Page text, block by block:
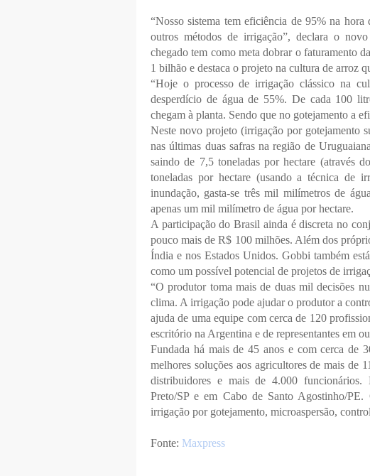
“Nosso sistema tem eficiência de 95% na hora
outros métodos de irrigação”, declara o
chegado tem como meta dobrar o faturamento
1 bilhão e destaca o projeto na cultura de arroz
“Hoje o processo de irrigação clássico na
desperdício de água de 55%. De cada 100
chegam à planta. Sendo que no gotejamento a
Neste novo projeto (irrigação por gotejamento
nas últimas duas safras na região de
saindo de 7,5 toneladas por hectare (através
toneladas por hectare (usando a técnica de
inundação, gasta-se três mil milímetros de
apenas um mil milímetro de água por hectare.
A participação do Brasil ainda é discreta no
pouco mais de R$ 100 milhões. Além dos
Índia e nos Estados Unidos. Gobbi também
como um possível potencial de projetos de
“O produtor toma mais de duas mil decisões
clima. A irrigação pode ajudar o produtor a
ajuda de uma equipe com cerca de 120
escritório na Argentina e de representantes em
Fundada há mais de 45 anos e com cerca de
melhores soluções aos agricultores de mais de
distribuidores e mais de 4.000 funcionários.
Preto/SP e em Cabo de Santo Agostinho/
irrigação por gotejamento, microaspersão,
Fonte: Maxpress